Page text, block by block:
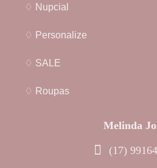
♢ Nupcial
♢ Personalize
♢ SALE
♢ Roupas
Melinda
(17)